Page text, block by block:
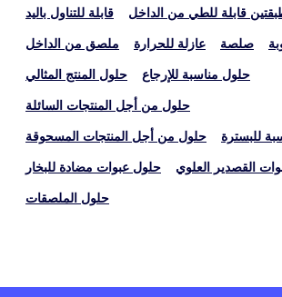
قابلة للتناول باليد قابلة للطي من الداخل
ملصق من الداخل عازلة للحرارة صلصة
حلول المنتج المثالي حلول مناسبة للإرجاع
حلول من أجل المنتجات السائلة
حلول من أجل المنتجات المسحوقة للبسترة
حلول عبوات مضادة للبخار القصدير العلوي
حلول الملصقات